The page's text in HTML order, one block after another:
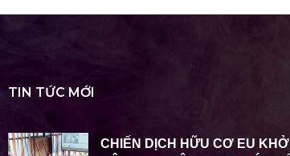
TIN TỨC MỚI
CHIẾN DỊCH HỮU CƠ EU KHỞI